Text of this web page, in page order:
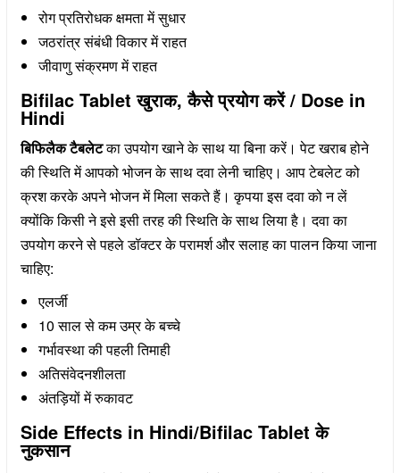
रोग प्रतिरोधक क्षमता में सुधार
जठरांत्र संबंधी विकार में राहत
जीवाणु संक्रमण में राहत
Bifilac Tablet खुराक, कैसे प्रयोग करें / Dose in
Hindi
बिफिलैक टैबलेटका उपयोग खाने के साथ या बिना करें। पेट खराब होने
की स्थिति में आपको भोजन के साथ दवा लेनी चाहिए। आप टेबलेट को
क्रश करके अपने भोजन में मिला सकते हैं। कृपया इस दवा को न लें
क्योंकि किसी ने इसे इसी तरह की स्थिति के साथ लिया है। दवा का
उपयोग करने से पहले डॉक्टर के परामर्श और सलाह का पालन किया जाना
चाहिए:
एलर्जी
10 साल से कम उम्र के बच्चे
गर्भावस्था की पहली तिमाही
अतिसंवेदनशीलता
अंतड़ियों में रुकावट
Side Effects in Hindi/Bifilac Tablet के
नुकसान